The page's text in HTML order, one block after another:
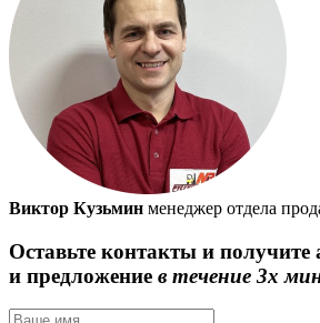
Виктор Кузьмин менеджер отдела
Оставьте контакты и
и предложение в течение 3х